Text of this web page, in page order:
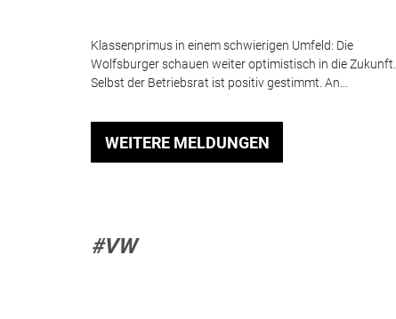
Klassenprimus in einem schwierigen Umfeld: Die
Wolfsburger schauen weiter optimistisch in die Zukunft.
Selbst der Betriebsrat ist positiv gestimmt. An...
WEITERE MELDUNGEN
#VW